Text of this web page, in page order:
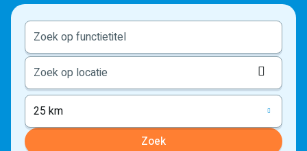
25 km
Zoek